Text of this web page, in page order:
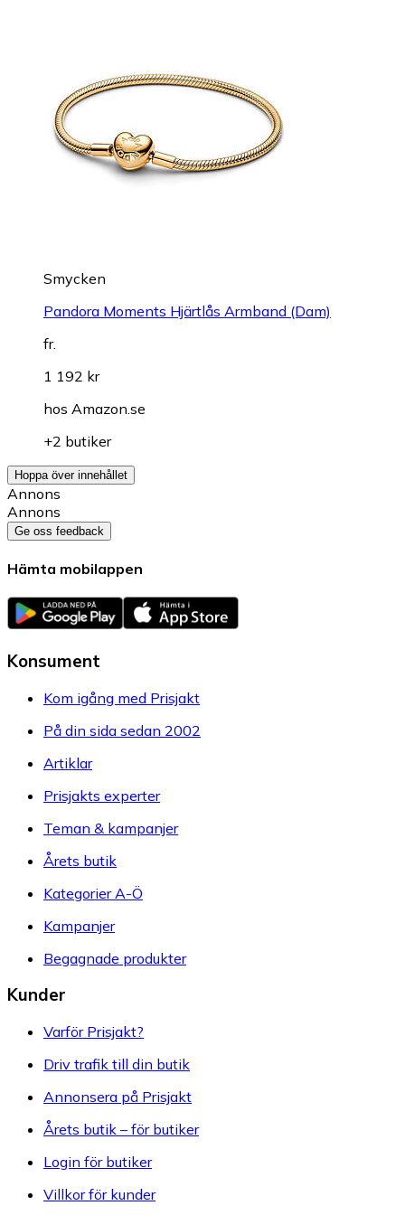
Smycken
Pandora Moments Hjärtlås Armband (Dam)
fr.
1 192 kr
hos Amazon.se
+2 butiker
Hoppa över innehållet
Annons
Annons
Ge oss feedback
Hämta mobilappen
Konsument
Kom igång med Prisjakt
På din sida sedan 2002
Artiklar
Prisjakts experter
Teman & kampanjer
Årets butik
Kategorier A-Ö
Kampanjer
Begagnade produkter
Kunder
Varför Prisjakt?
Driv trafik till din butik
Annonsera på Prisjakt
Årets butik – för butiker
Login för butiker
Villkor för kunder